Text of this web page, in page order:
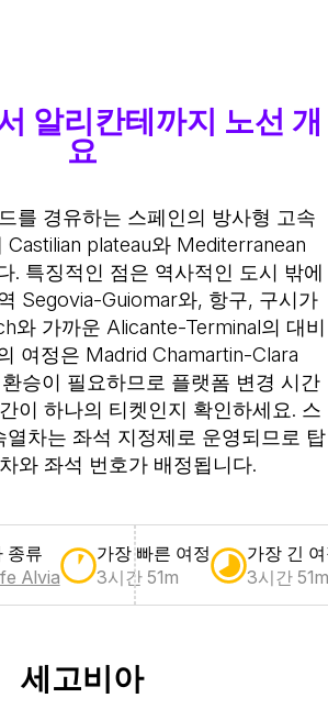
알리칸테까지 노선 개
요
를 경유하는 스페인의 방사형 고속
Castilian plateau와 Mediterranean
. 특징적인 점은 역사적인 도시 밖에
Segovia-Guiomar와, 항구, 구시가
와 가까운 Alicante-Terminal의 대비
여정은 Madrid Chamartin-Clara
승이 필요하므로 플랫폼 변경 시간
이 하나의 티켓인지 확인하세요. 스
차는 좌석 지정제로 운영되므로 탑
와 좌석 번호가 배정됩니다.
종류
Alvia
가장 빠른 여정
3시간 51m
가장 긴
3시간 51m
세고비아